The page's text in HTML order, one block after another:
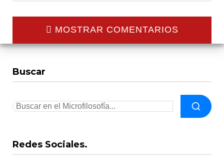
MOSTRAR COMENTARIOS
Buscar
Redes Sociales.